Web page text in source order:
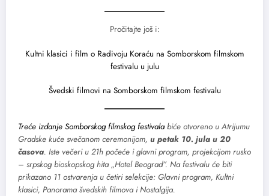
Pročitajte još i:
Kultni klasici i film o Radivoju Koraću na Somborskom filmskom
festivalu u julu
Švedski filmovi na Somborskom filmskom festivalu
Treće izdanje Somborskog filmskog festivalabiće otvoreno u Atrijumu
Gradske kuće svečanom ceremonijom, u petak 10. jula u 20
časova. Iste večeri u 21h počeće i glavni program, projekcijom rusko
– srpskog bioskopskog hita „Hotel Beograd”. Na festivalu će biti
prikazano 11 ostvarenja u četiri selekcije: Glavni program, Kultni
klasici, Panorama švedskih filmova i Nostalgija.